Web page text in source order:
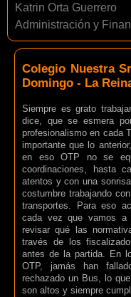
Katrin Orta Guerrero
Administración y
Colegio Nuestra
Domingo - La
Siempre es grato
dice, que se esmera
profesionalismo en cada
importante que lo
en eso OTP no se
coordinaciones, hasta
atentos y con una
costumbre trabajando
transportes. Para eso
cada vez que vamos a
revisar qué las
través de los
antes de la partida. En
OTP, jamás han
rechazado un Bus, lo
son altos y siempre